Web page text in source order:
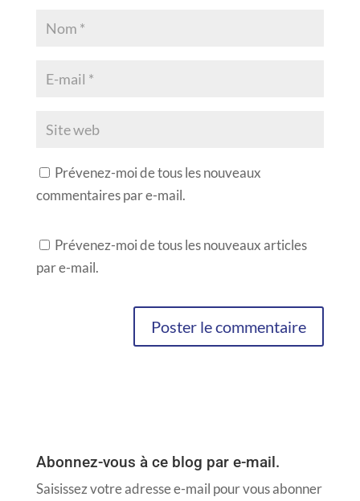
Prévenez-moi de tous les nouveaux
commentaires par e-mail.
Prévenez-moi de tous les nouveaux articles
par e-mail.
Abonnez-vous à ce blog par e-mail.
Saisissez votre adresse e-mail pour vous abonner